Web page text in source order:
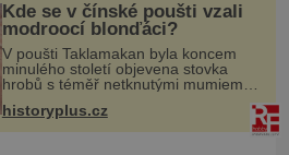
Kde se v čínské poušti vzali
modroocí blonďáci?
V poušti Taklamakan byla koncem
minulého století objevena stovka
hrobů s téměř netknutými mumiemi.
Všichni mrtví byli pohřbeni s úctou a
četnými milodary. Asi nejvíc přitom
vědce zaujal hrob tříměsíčn
historyplus.cz